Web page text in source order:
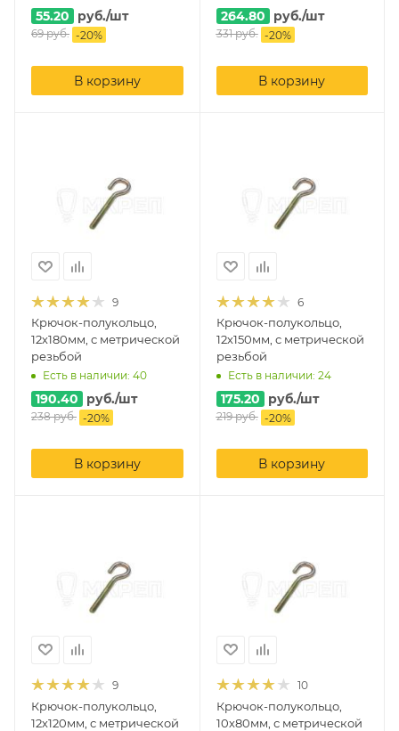
55.20 руб./шт
69руб. -20%
В корзину
264.80 руб./шт
331руб. -20%
В корзину
9
Крючок-полукольцо,
12х180мм, с метрической
резьбой
Есть в наличии: 40
190.40 руб./шт
238руб. -20%
В корзину
6
Крючок-полукольцо,
12х150мм, с метрической
резьбой
Есть в наличии: 24
175.20 руб./шт
219руб. -20%
В корзину
9
Крючок-полукольцо,
12х120мм, с метрической
10
Крючок-полукольцо,
10х80мм, с метрической